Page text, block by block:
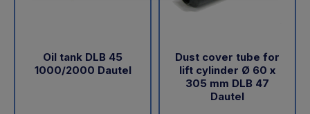
Oil tank DLB 45
1000/2000 Dautel
Dust cover tube for
lift cylinder Ø 60 x
305 mm DLB 47
Dautel